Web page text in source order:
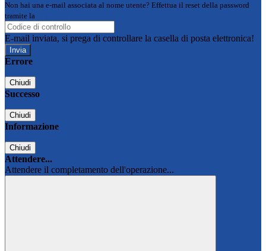
Non hai una e-mail associata al nome utente? Effettua il reset della password
tramite la
E-mail inviata, si prega di controllare la casella di posta elettronica!
Errore
Chiudi
Successo
Chiudi
Informazione
Chiudi
Attendere...
Attendere il completamento dell'operazione...